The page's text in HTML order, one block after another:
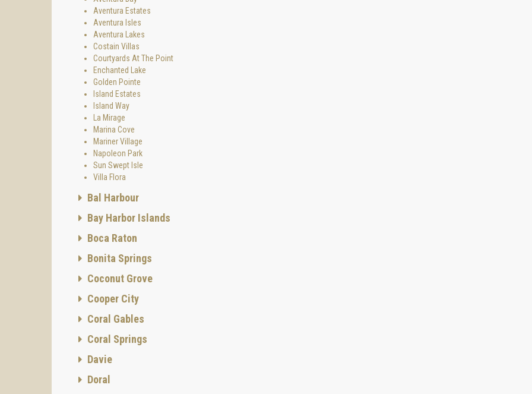
Aventura Estates
Aventura Isles
Aventura Lakes
Costain Villas
Courtyards At The Point
Enchanted Lake
Golden Pointe
Island Estates
Island Way
La Mirage
Marina Cove
Mariner Village
Napoleon Park
Sun Swept Isle
Villa Flora
Bal Harbour
Bay Harbor Islands
Boca Raton
Bonita Springs
Coconut Grove
Cooper City
Coral Gables
Coral Springs
Davie
Doral